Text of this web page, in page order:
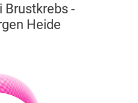
Brustkrebs -
Heide